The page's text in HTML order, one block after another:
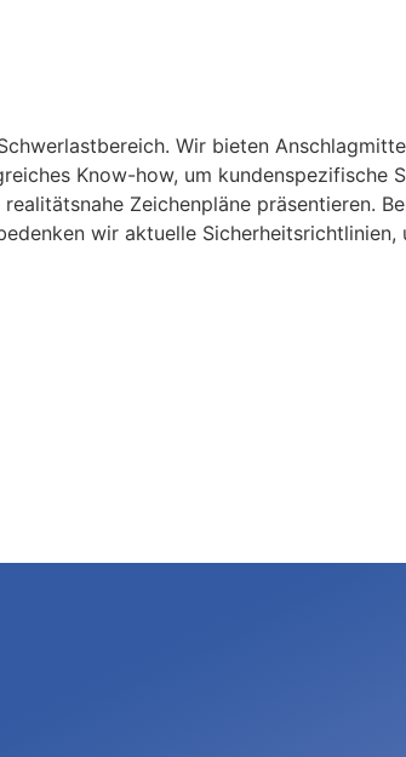
Wir bieten
Know-how, um kundenspezifische
Zeichenpläne präsentieren.
wir aktuelle Sicherheitsrichtlinien,